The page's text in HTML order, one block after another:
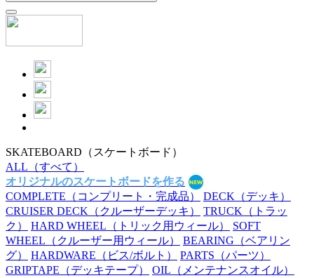
SKATEBOARD （スケートボード）
ALL （すべて）
オリジナルのスケートボードを作る
COMPLETE （コンプリート・完成品） DECK （デッキ）
CRUISER DECK （クルーザーデッキ） TRUCK （トラッ
ク）
HARD WHEEL （トリック用ウィール）
SOFT
WHEEL （クルーザー用ウィール） BEARING （ベアリン
グ）
HARDWARE （ビス/ボルト） PARTS （パーツ）
GRIPTAPE （デッキテープ） OIL （メンテナンスオイル）